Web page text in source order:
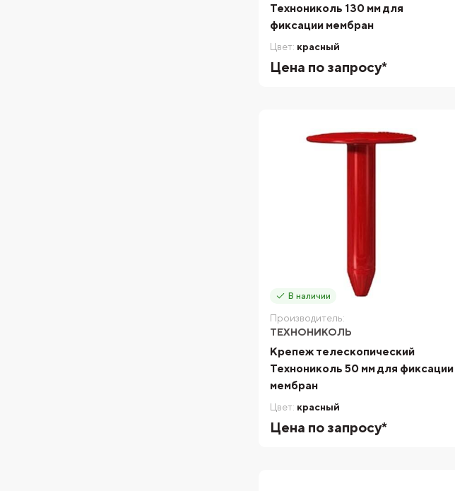
Технониколь 130 мм для
фиксации мембран
Цвет: красный
Цена по запросу*
В наличии
Производитель:
ТЕХНОНИКОЛЬ
Крепеж телескопический
Технониколь 50 мм для фиксации
мембран
Цвет: красный
Цена по запросу*